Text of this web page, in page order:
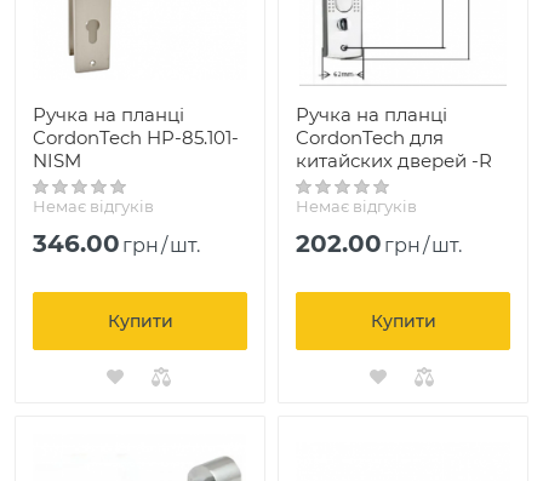
Ручка на планці
CordonTech HP-85.101-
NISM
Немає відгуків
346.00 грн/шт.
Купити
Ручка на планці
CordonTech для
китайских дверей -R
Немає відгуків
202.00 грн/шт.
Купити